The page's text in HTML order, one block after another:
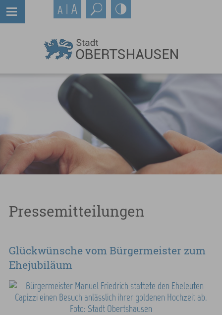
Pressemitteilungen
Glückwünsche vom Bürgermeister zum
Ehejubiläum